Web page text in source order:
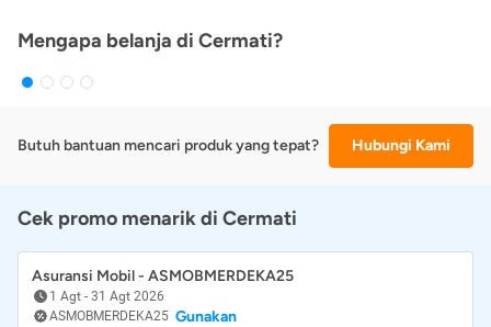
Mengapa belanja di Cermati?
Butuh bantuan mencari produk yang tepat? Hubungi Kami
Cek promo menarik di Cermati
Asuransi Mobil - ASMOBMERDEKA25
1 Agt - 31 Agt 2026
ASMOBMERDEKA25 Gunakan